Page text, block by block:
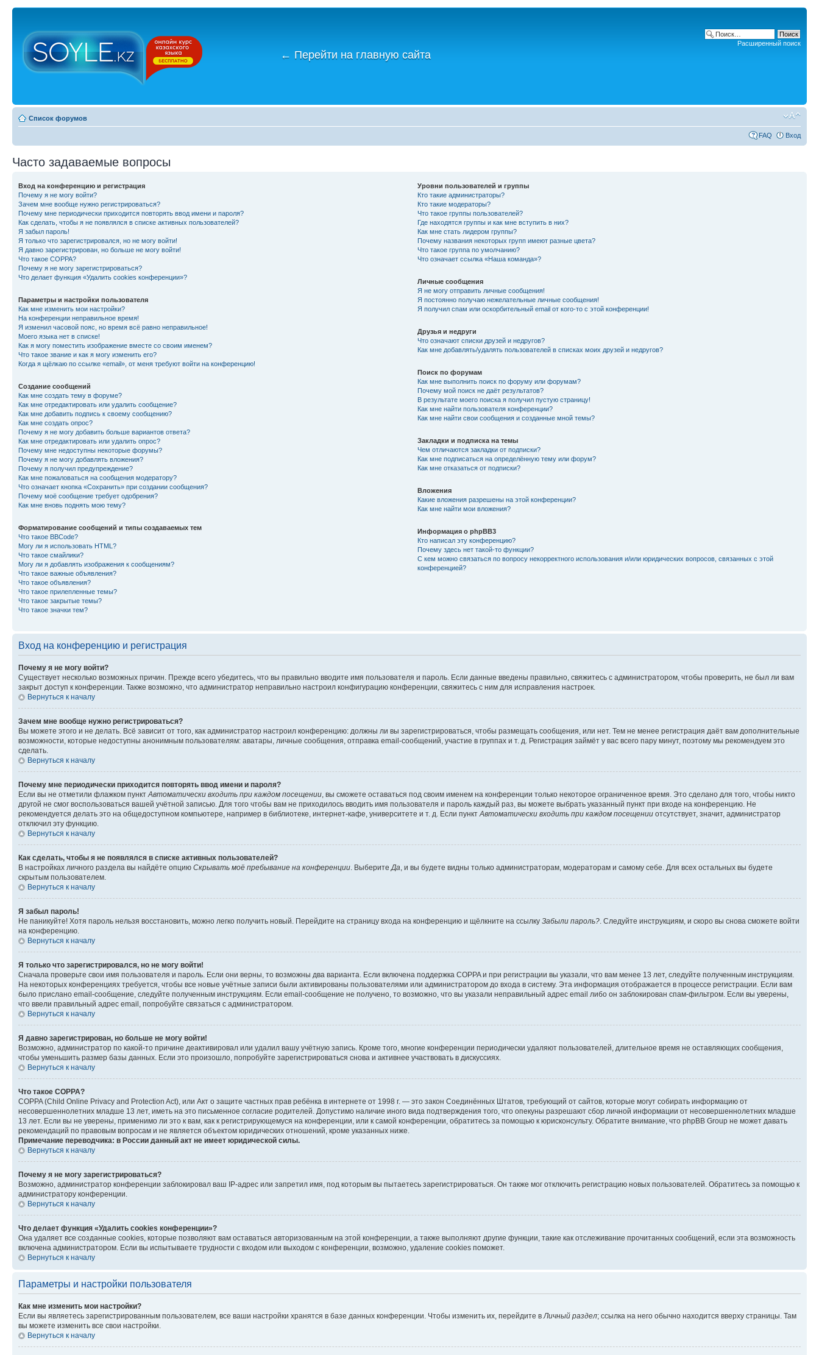
← Перейти на главную сайта
Расширенный поиск
Список форумов
FAQ Вход
Часто задаваемые вопросы
Вход на конференцию и регистрация
Почему я не могу войти?
Зачем мне вообще нужно регистрироваться?
Почему мне периодически приходится повторять ввод имени и пароля?
Как сделать, чтобы я не появлялся в списке активных пользователей?
Я забыл пароль!
Я только что зарегистрировался, но не могу войти!
Я давно зарегистрирован, но больше не могу войти!
Что такое COPPA?
Почему я не могу зарегистрироваться?
Что делает функция «Удалить cookies конференции»?
Параметры и настройки пользователя
Как мне изменить мои настройки?
На конференции неправильное время!
Я изменил часовой пояс, но время всё равно неправильное!
Моего языка нет в списке!
Как я могу поместить изображение вместе со своим именем?
Что такое звание и как я могу изменить его?
Когда я щёлкаю по ссылке «email», от меня требуют войти на конференцию!
Создание сообщений
Как мне создать тему в форуме?
Как мне отредактировать или удалить сообщение?
Как мне добавить подпись к своему сообщению?
Как мне создать опрос?
Почему я не могу добавить больше вариантов ответа?
Как мне отредактировать или удалить опрос?
Почему мне недоступны некоторые форумы?
Почему я не могу добавлять вложения?
Почему я получил предупреждение?
Как мне пожаловаться на сообщения модератору?
Что означает кнопка «Сохранить» при создании сообщения?
Почему моё сообщение требует одобрения?
Как мне вновь поднять мою тему?
Форматирование сообщений и типы создаваемых тем
Что такое BBCode?
Могу ли я использовать HTML?
Что такое смайлики?
Могу ли я добавлять изображения к сообщениям?
Что такое важные объявления?
Что такое объявления?
Что такое прилепленные темы?
Что такое закрытые темы?
Что такое значки тем?
Уровни пользователей и группы
Кто такие администраторы?
Кто такие модераторы?
Что такое группы пользователей?
Где находятся группы и как мне вступить в них?
Как мне стать лидером группы?
Почему названия некоторых групп имеют разные цвета?
Что такое группа по умолчанию?
Что означает ссылка «Наша команда»?
Личные сообщения
Я не могу отправить личные сообщения!
Я постоянно получаю нежелательные личные сообщения!
Я получил спам или оскорбительный email от кого-то с этой конференции!
Друзья и недруги
Что означают списки друзей и недругов?
Как мне добавлять/удалять пользователей в списках моих друзей и недругов?
Поиск по форумам
Как мне выполнить поиск по форуму или форумам?
Почему мой поиск не даёт результатов?
В результате моего поиска я получил пустую страницу!
Как мне найти пользователя конференции?
Как мне найти свои сообщения и созданные мной темы?
Закладки и подписка на темы
Чем отличаются закладки от подписки?
Как мне подписаться на определённую тему или форум?
Как мне отказаться от подписки?
Вложения
Какие вложения разрешены на этой конференции?
Как мне найти мои вложения?
Информация о phpBB3
Кто написал эту конференцию?
Почему здесь нет такой-то функции?
С кем можно связаться по вопросу некорректного использования и/или юридических вопросов, связанных с этой
конференцией?
Вход на конференцию и регистрация
Почему я не могу войти?
Существует несколько возможных причин. Прежде всего убедитесь, что вы правильно вводите имя пользователя и пароль. Если данные введены правильно, свяжитесь с администратором, чтобы проверить, не был ли вам
закрыт доступ к конференции. Также возможно, что администратор неправильно настроил конфигурацию конференции, свяжитесь с ним для исправления настроек.
Вернуться к началу
Зачем мне вообще нужно регистрироваться?
Вы можете этого и не делать. Всё зависит от того, как администратор настроил конференцию: должны ли вы зарегистрироваться, чтобы размещать сообщения, или нет. Тем не менее регистрация даёт вам дополнительные
возможности, которые недоступны анонимным пользователям: аватары, личные сообщения, отправка email-сообщений, участие в группах и т. д. Регистрация займёт у вас всего пару минут, поэтому мы рекомендуем это
сделать.
Вернуться к началу
Почему мне периодически приходится повторять ввод имени и пароля?
Если вы не отметили флажком пунктАвтоматически входить при каждом посещении, вы сможете оставаться под своим именем на конференции только некоторое ограниченное время. Это сделано для того, чтобы никто
другой не смог воспользоваться вашей учётной записью. Для того чтобы вам не приходилось вводить имя пользователя и пароль каждый раз, вы можете выбрать указанный пункт при входе на конференцию. Не
рекомендуется делать это на общедоступном компьютере, например в библиотеке, интернет-кафе, университете и т. д. Если пунктАвтоматически входить при каждом посещении отсутствует, значит, администратор
отключил эту функцию.
Вернуться к началу
Как сделать, чтобы я не появлялся в списке активных пользователей?
В настройках личного раздела вы найдёте опцию Скрывать моё пребывание на конференции. ВыберитеДа, и вы будете видны только администраторам, модераторам и самому себе. Для всех остальных вы будете
скрытым пользователем.
Вернуться к началу
Я забыл пароль!
Не паникуйте! Хотя пароль нельзя восстановить, можно легко получить новый. Перейдите на страницу входа на конференцию и щёлкните на ссылку Забыли пароль?. Следуйте инструкциям, и скоро вы снова сможете войти
на конференцию.
Вернуться к началу
Я только что зарегистрировался, но не могу войти!
Сначала проверьте свои имя пользователя и пароль. Если они верны, то возможны два варианта. Если включена поддержка COPPA и при регистрации вы указали, что вам менее 13 лет, следуйте полученным инструкциям.
На некоторых конференциях требуется, чтобы все новые учётные записи были активированы пользователями или администратором до входа в систему. Эта информация отображается в процессе регистрации. Если вам
было прислано email-сообщение, следуйте полученным инструкциям. Если email-сообщение не получено, то возможно, что вы указали неправильный адрес email либо он заблокирован спам-фильтром. Если вы уверены,
что ввели правильный адрес email, попробуйте связаться с администратором.
Вернуться к началу
Я давно зарегистрирован, но больше не могу войти!
Возможно, администратор по какой-то причине деактивировал или удалил вашу учётную запись. Кроме того, многие конференции периодически удаляют пользователей, длительное время не оставляющих сообщения,
чтобы уменьшить размер базы данных. Если это произошло, попробуйте зарегистрироваться снова и активнее участвовать в дискуссиях.
Вернуться к началу
Что такое COPPA?
COPPA (Child Online Privacy and Protection Act), или Акт о защите частных прав ребёнка в интернете от 1998 г. — это закон Соединённых Штатов, требующий от сайтов, которые могут собирать информацию от
несовершеннолетних младше 13 лет, иметь на это письменное согласие родителей. Допустимо наличие иного вида подтверждения того, что опекуны разрешают сбор личной информации от несовершеннолетних младше
13 лет. Если вы не уверены, применимо ли это к вам, как к регистрирующемуся на конференции, или к самой конференции, обратитесь за помощью к юрисконсульту. Обратите внимание, что phpBB Group не может давать
рекомендаций по правовым вопросам и не является объектом юридических отношений, кроме указанных ниже.
Примечание переводчика: в России данный акт не имеет юридической силы.
Вернуться к началу
Почему я не могу зарегистрироваться?
Возможно, администратор конференции заблокировал ваш IP-адрес или запретил имя, под которым вы пытаетесь зарегистрироваться. Он также мог отключить регистрацию новых пользователей. Обратитесь за помощью к
администратору конференции.
Вернуться к началу
Что делает функция «Удалить cookies конференции»?
Она удаляет все созданные cookies, которые позволяют вам оставаться авторизованным на этой конференции, а также выполняют другие функции, такие как отслеживание прочитанных сообщений, если эта возможность
включена администратором. Если вы испытываете трудности с входом или выходом с конференции, возможно, удаление cookies поможет.
Вернуться к началу
Параметры и настройки пользователя
Как мне изменить мои настройки?
Если вы являетесь зарегистрированным пользователем, все ваши настройки хранятся в базе данных конференции. Чтобы изменить их, перейдите вЛичный раздел; ссылка на него обычно находится вверху страницы. Там
вы можете изменить все свои настройки.
Вернуться к началу